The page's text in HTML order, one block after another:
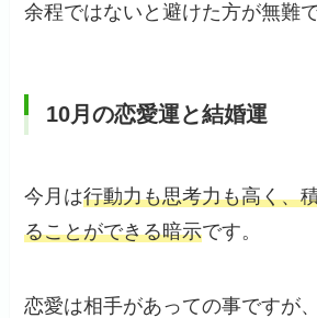
余程ではないと避けた方が無難
10月の恋愛運と結婚運
今月は行動力も思考力も高く、
ることができる暗示です。
恋愛は相手があっての事ですが